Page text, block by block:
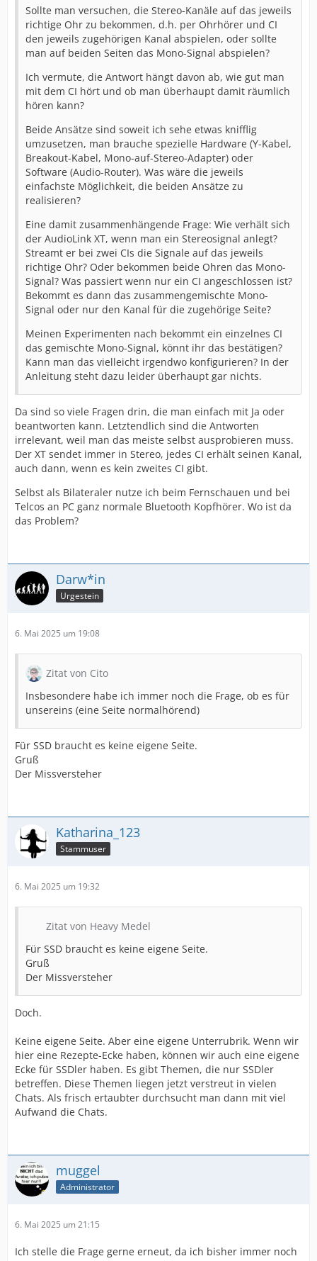
Sollte man versuchen, die Stereo-Kanäle auf das jeweils
richtige Ohr zu bekommen, d.h. per Ohrhörer und CI
den jeweils zugehörigen Kanal abspielen, oder sollte
man auf beiden Seiten das Mono-Signal abspielen?
Ich vermute, die Antwort hängt davon ab, wie gut man
mit dem CI hört und ob man überhaupt damit räumlich
hören kann?
Beide Ansätze sind soweit ich sehe etwas knifflig
umzusetzen, man brauche spezielle Hardware (Y-Kabel,
Breakout-Kabel, Mono-auf-Stereo-Adapter) oder
Software (Audio-Router). Was wäre die jeweils
einfachste Möglichkeit, die beiden Ansätze zu
realisieren?
Eine damit zusammenhängende Frage: Wie verhält sich
der AudioLink XT, wenn man ein Stereosignal anlegt?
Streamt er bei zwei CIs die Signale auf das jeweils
richtige Ohr? Oder bekommen beide Ohren das Mono-
Signal? Was passiert wenn nur ein CI angeschlossen ist?
Bekommt es dann das zusammengemischte Mono-
Signal oder nur den Kanal für die zugehörige Seite?
Meinen Experimenten nach bekommt ein einzelnes CI
das gemischte Mono-Signal, könnt ihr das bestätigen?
Kann man das vielleicht irgendwo konfigurieren? In der
Anleitung steht dazu leider überhaupt gar nichts.
Da sind so viele Fragen drin, die man einfach mit Ja oder
beantworten kann. Letztendlich sind die Antworten
irrelevant, weil man das meiste selbst ausprobieren muss.
Der XT sendet immer in Stereo, jedes CI erhält seinen Kanal,
auch dann, wenn es kein zweites CI gibt.
Selbst als Bilateraler nutze ich beim Fernschauen und bei
Telcos an PC ganz normale Bluetooth Kopfhörer. Wo ist da
das Problem?
Darw*in
Urgestein
6. Mai 2025 um 19:08
Zitat von Cito
Insbesondere habe ich immer noch die Frage, ob es für
unsereins (eine Seite normalhörend)
Für SSD braucht es keine eigene Seite.
Gruß
Der Missversteher
Katharina_123
Stammuser
6. Mai 2025 um 19:32
Zitat von Heavy Medel
Für SSD braucht es keine eigene Seite.
Gruß
Der Missversteher
Doch.
Keine eigene Seite. Aber eine eigene Unterrubrik. Wenn wir
hier eine Rezepte-Ecke haben, können wir auch eine eigene
Ecke für SSDler haben. Es gibt Themen, die nur SSDler
betreffen. Diese Themen liegen jetzt verstreut in vielen
Chats. Als frisch ertaubter durchsucht man dann mit viel
Aufwand die Chats.
muggel
Administrator
6. Mai 2025 um 21:15
Ich stelle die Frage gerne erneut, da ich bisher immer noch